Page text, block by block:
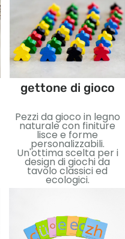
gettone di gioco
Pezzi da gioco in legno
naturale con finiture
lisce e forme
personalizzabili.
Un'ottima scelta per i
design di giochi da
tavolo classici ed
ecologici.